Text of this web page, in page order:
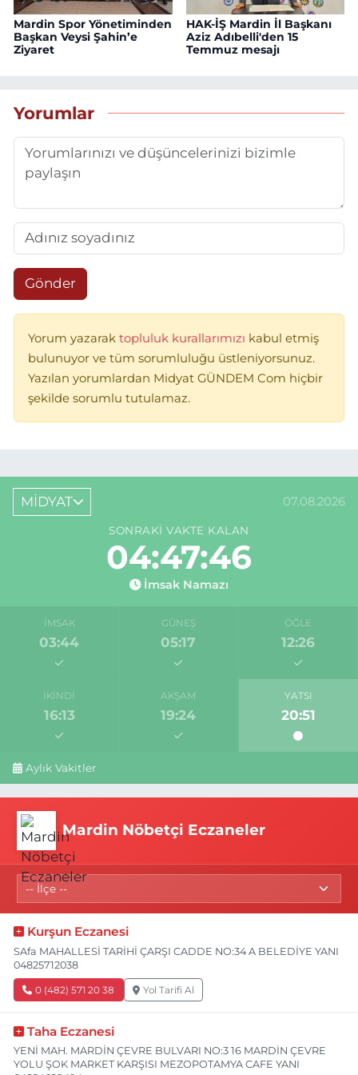
Mardin Spor Yönetiminden
Başkan Veysi Şahin’e
Ziyaret
HAK-İŞ Mardin İl Başkanı
Aziz Adıbelli'den 15
Temmuz mesajı
Yorumlar
Gönder
Yorum yazarak topluluk kurallarımızı kabul etmiş
bulunuyor ve tüm sorumluluğu üstleniyorsunuz.
Yazılan yorumlardan Midyat GÜNDEM Com hiçbir
şekilde sorumlu tutulamaz.
MİDYAT 07.08.2026
SONRAKI VAKTE KALAN
04:47:46
İmsak Namazı
İMSAK
03:44
GÜNEŞ
05:17
ÖĞLE
12:26
İKINDI
16:13
AKŞAM
19:24
YATSI
20:51
Aylık Vakitler
Mardin Nöbetçi Eczaneler
Kurşun Eczanesi
SAfa MAHALLESİ TARİHİ ÇARŞI CADDE NO:34 A BELEDİYE YANI
04825712038
0 (482) 571 20 38 Yol Tarifi Al
Taha Eczanesi
YENİ MAH. MARDİN ÇEVRE BULVARI NO:3 16 MARDİN ÇEVRE
YOLU ŞOK MARKET KARŞISI MEZOPOTAMYA CAFE YANI